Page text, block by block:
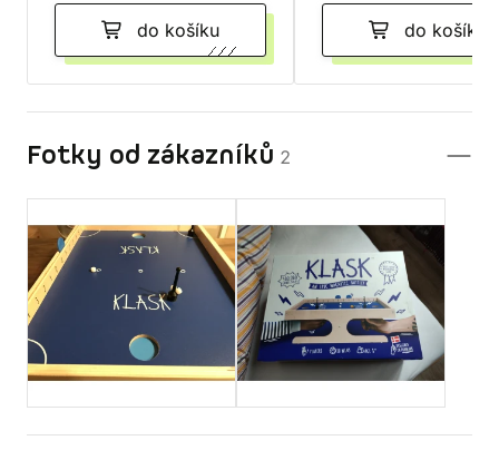
do košíku do košíku
Fotky od zákazníků 2